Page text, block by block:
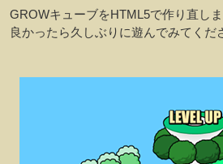
GROWキューブをHTML5で作り直しま
良かったら久しぶりに遊んでみてくだ